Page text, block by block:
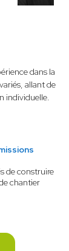
dans la
allant de
individuelle.
de construire
chantier